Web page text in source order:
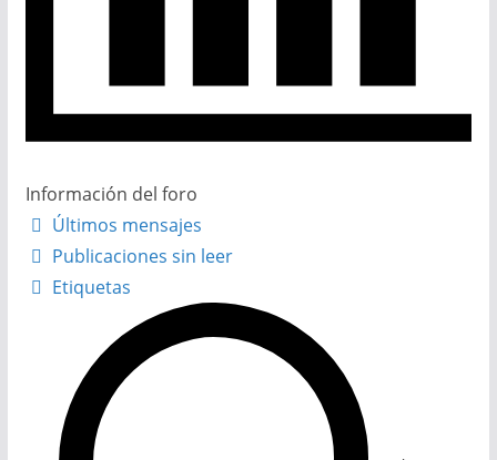
Información del foro
Últimos mensajes
Publicaciones sin leer
Etiquetas